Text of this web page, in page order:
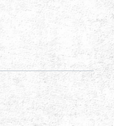
English (US)